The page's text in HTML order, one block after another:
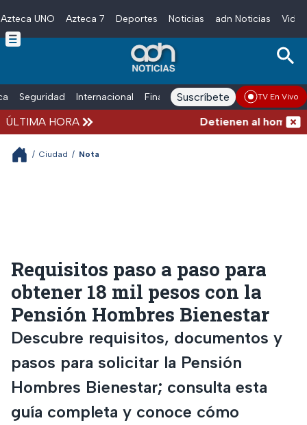
Skip to main content
Azteca UNO Azteca 7 Deportes Noticias adn Noticias
Seguridad Internacional Finanzas adn Noticias Radio
Suscríbete TV En Vivo
ÚLTIMA HORA Detienen al hombre
/ Ciudad / Nota
Requisitos paso a paso para
obtener 18 mil pesos con la
Pensión Hombres Bienestar
Descubre requisitos, documentos y
pasos para solicitar la Pensión
Hombres Bienestar; consulta esta
guía completa y conoce cómo